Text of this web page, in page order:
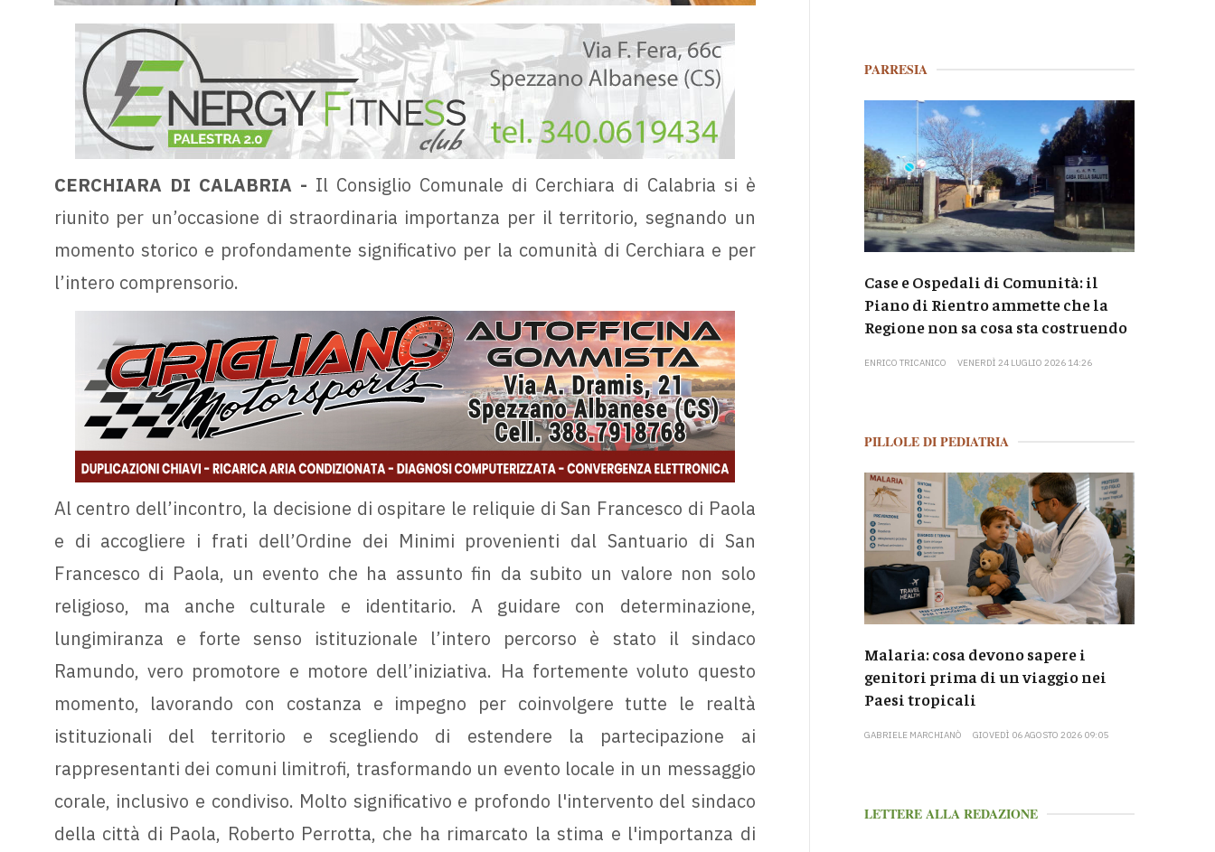
CERCHIARA DI CALABRIA - Il Consiglio Comunale di Cerchiara di Calabria si è
riunito per un’occasione di straordinaria importanza per il territorio, segnando un
momento storico e profondamente significativo per la comunità di Cerchiara e per
l’intero comprensorio.
Al centro dell’incontro, la decisione di ospitare le reliquie di San Francesco di Paola
e di accogliere i frati dell’Ordine dei Minimi provenienti dal Santuario di San
Francesco di Paola, un evento che ha assunto fin da subito un valore non solo
religioso, ma anche culturale e identitario. A guidare con determinazione,
lungimiranza e forte senso istituzionale l’intero percorso è stato il sindaco
Ramundo, vero promotore e motore dell’iniziativa. Ha fortemente voluto questo
momento, lavorando con costanza e impegno per coinvolgere tutte le realtà
istituzionali del territorio e scegliendo di estendere la partecipazione ai
rappresentanti dei comuni limitrofi, trasformando un evento locale in un messaggio
corale, inclusivo e condiviso. Molto significativo e profondo l'intervento del sindaco
della città di Paola, Roberto Perrotta, che ha rimarcato la stima e l'importanza di
PARRESIA
Case e Ospedali di Comunità: il
Piano di Rientro ammette che la
Regione non sa cosa sta costruendo
ENRICO TRICANICO VENERDÌ 24 LUGLIO 2026 14:26
PILLOLE DI PEDIATRIA
Malaria: cosa devono sapere i
genitori prima di un viaggio nei
Paesi tropicali
GABRIELE MARCHIANÒ GIOVEDÌ 06 AGOSTO 2026 09:05
LETTERE ALLA REDAZIONE